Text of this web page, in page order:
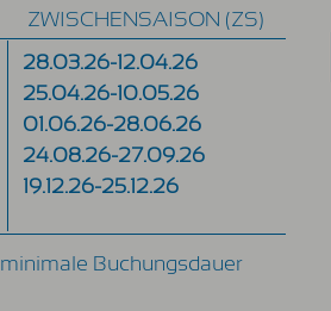
ZWISCHENSAISON (ZS)
28.03.26-12.04.26
25.04.26-10.05.26
01.06.26-28.06.26
24.08.26-27.09.26
19.12.26-25.12.26
minimale Buchungsdauer